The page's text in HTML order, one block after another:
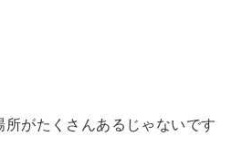
がたくさんあるじゃないです